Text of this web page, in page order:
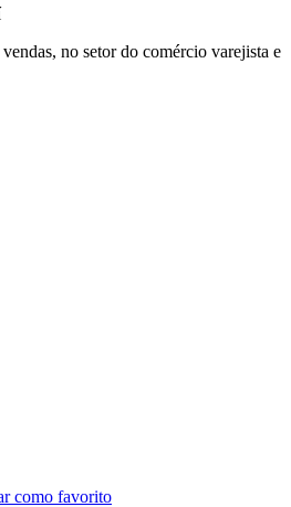
no setor do comércio varejista e
como favorito